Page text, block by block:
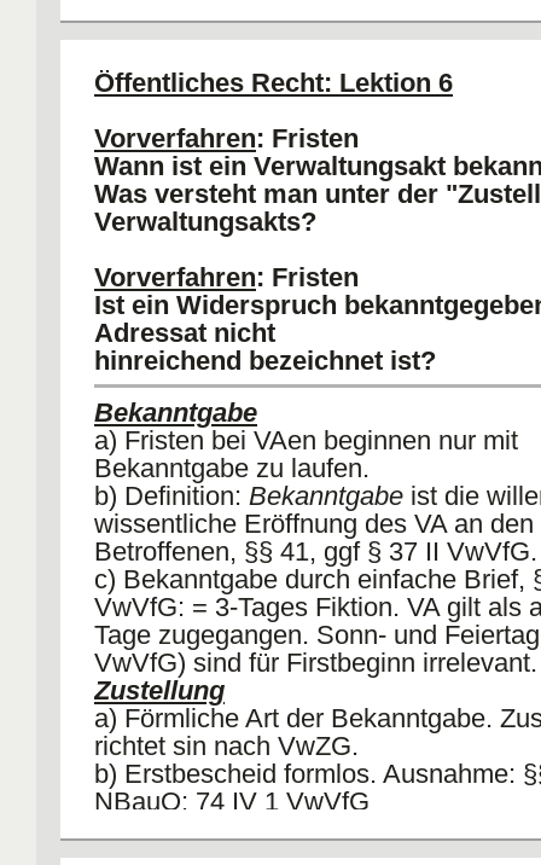
(Widerspruch als
cc) Frist aber in beiden Flällen
(Ereignisfrist), daher kann Streit
Bekanntgabe: 16.03; Fristbegin
00.00 Uhr; Fristende (Tag vor
spärter): 16.04 - 24.00 Uhr.
Öffentliches Recht: Lektion 6
Vorverfahren: Fristen
Wann ist ein Verwaltungsakt
Was versteht man unter der
Verwaltungsakts?
Vorverfahren: Fristen
Ist ein Widerspruch
Adressat nicht
hinreichend bezeichnet ist?
Bekanntgabe
a) Fristen bei VAen beginnen nur mit
Bekanntgabe zu laufen.
b) Definition: Bekanntgabe ist die
wissentliche Eröffnung des VA an den
Betroffenen, §§ 41, ggf § 37 II VwVfG.
c) Bekanntgabe durch einfache Brief,
VwVfG: = 3-Tages Fiktion. VA gilt als
Tage zugegangen. Sonn- und
VwVfG) sind für Firstbeginn irrelevant.
Zustellung
a) Förmliche Art der Bekanntgabe.
richtet sin nach VwZG.
b) Erstbescheid formlos. Ausnahme:
NBauO; 74 IV 1 VwVfG
1 VwGO.